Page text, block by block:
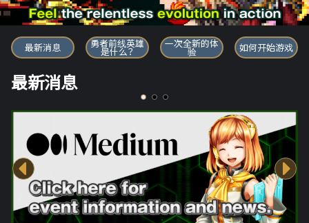
勇者前线英雄
最新消息 勇者前线英雄
是什么？
一次全新的体
验 如何开始游戏
最新消息